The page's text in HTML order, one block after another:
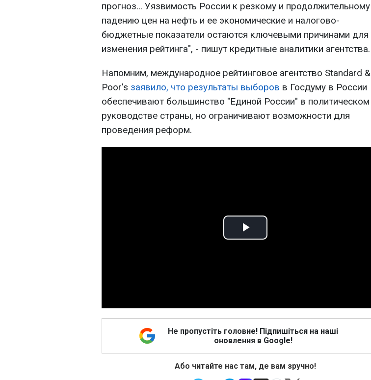
прогноз... Уязвимость России к резкому и продолжительному
падению цен на нефть и ее экономические и налогово-
бюджетные показатели остаются ключевыми причинами для
изменения рейтинга", - пишут кредитные аналитики агентства.
Напомним, международное рейтинговое агентство Standard &
Poor's заявило, что результаты выборов в Госдуму в России
обеспечивают большинство "Единой России" в политическом
руководстве страны, но ограничивают возможности для
проведения реформ.
Play
Не пропустіть головне! Підпишіться на наші
оновлення в Google!
Або читайте нас там, де вам зручно!